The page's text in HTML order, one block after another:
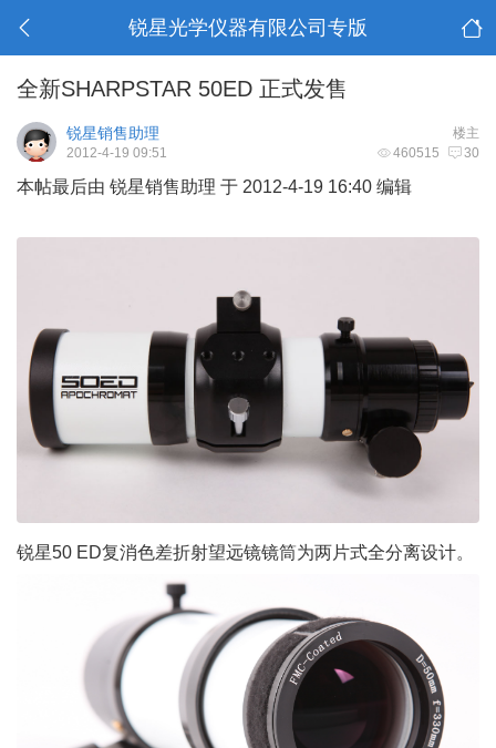
锐星光学仪器有限公司专版
全新SHARPSTAR 50ED 正式发售
楼主
锐星销售助理
460515 30
2012-4-19 09:51
本帖最后由 锐星销售助理 于 2012-4-19 16:40 编辑
锐星50 ED复消色差折射望远镜镜筒为两片式全分离设计。